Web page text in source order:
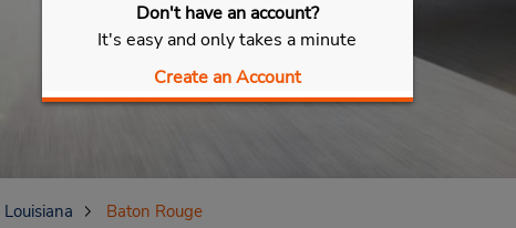
Selecionar meu carro
Don't have an account?
It's easy and only takes a minute
Create an Account
Louisiana Baton Rouge